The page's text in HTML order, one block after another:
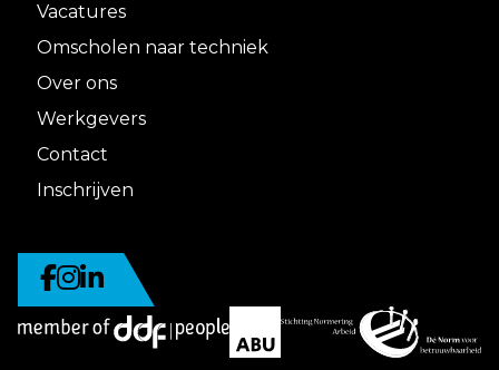
Vacatures
Omscholen naar techniek
Over ons
Werkgevers
Contact
Inschrijven